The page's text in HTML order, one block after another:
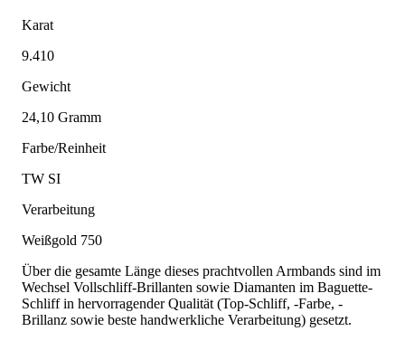
Karat
9.410
Gewicht
24,10 Gramm
Farbe/Reinheit
TW SI
Verarbeitung
Weißgold 750
Über die gesamte Länge dieses prachtvollen Armbands sind im
Wechsel Vollschliff-Brillanten sowie Diamanten im Baguette-
Schliff in hervorragender Qualität (Top-Schliff, -Farbe, -
Brillanz sowie beste handwerkliche Verarbeitung) gesetzt.